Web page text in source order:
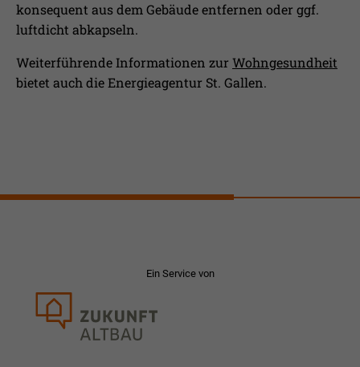
konsequent aus dem Gebäude entfernen oder ggf.
luftdicht abkapseln.
Weiterführende Informationen zur Wohngesundheit
bietet auch die Energieagentur St. Gallen.
Ein Service von